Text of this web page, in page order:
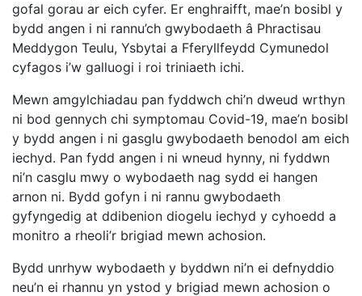
gofal gorau ar eich cyfer. Er enghraifft, mae’n bosibl y
bydd angen i ni rannu’ch gwybodaeth â Phractisau
Meddygon Teulu, Ysbytai a Fferyllfeydd Cymunedol
cyfagos i’w galluogi i roi triniaeth ichi.
Mewn amgylchiadau pan fyddwch chi’n dweud wrthyn
ni bod gennych chi symptomau Covid-19, mae’n bosibl
y bydd angen i ni gasglu gwybodaeth benodol am eich
iechyd. Pan fydd angen i ni wneud hynny, ni fyddwn
ni’n casglu mwy o wybodaeth nag sydd ei hangen
arnon ni. Bydd gofyn i ni rannu gwybodaeth
gyfyngedig at ddibenion diogelu iechyd y cyhoedd a
monitro a rheoli’r brigiad mewn achosion.
Bydd unrhyw wybodaeth y byddwn ni’n ei defnyddio
neu’n ei rhannu yn ystod y brigiad mewn achosion o